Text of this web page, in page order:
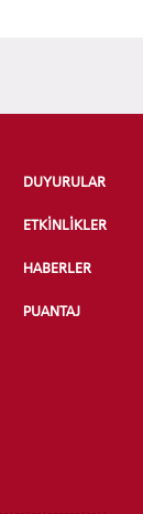
DUYURULAR
ETKİNLİKLER
HABERLER
PUANTAJ